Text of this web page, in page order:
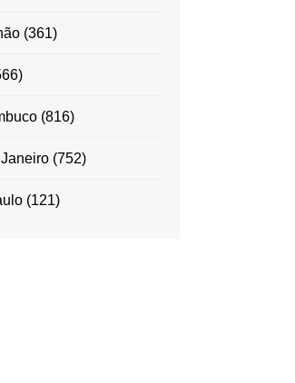
(361)
(816)
(752)
(121)